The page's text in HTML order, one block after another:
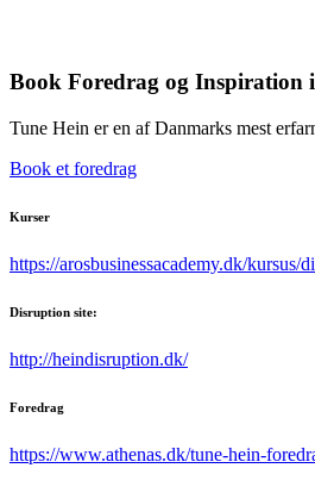
Book Foredrag og Inspiration
Tune Hein er en af Danmarks mest
Book et foredrag
Kurser
https://arosbusinessacademy.dk/kursus/
Disruption site:
http://heindisruption.dk/
Foredrag
https://www.athenas.dk/tune-hein-